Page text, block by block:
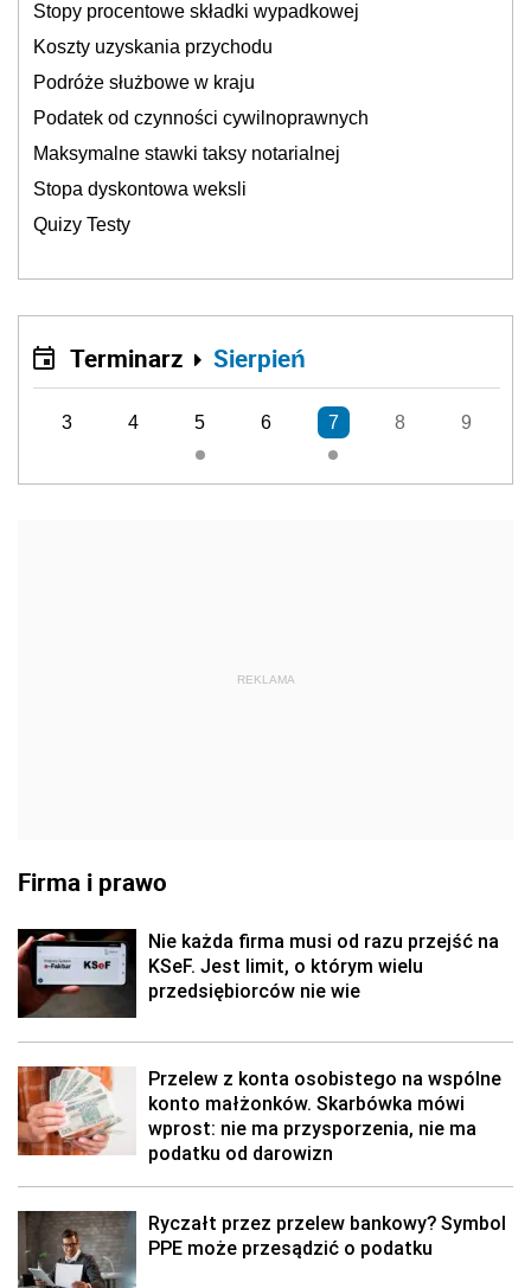
Stopy procentowe składki wypadkowej
Koszty uzyskania przychodu
Podróże służbowe w kraju
Podatek od czynności cywilnoprawnych
Maksymalne stawki taksy notarialnej
Stopa dyskontowa weksli
Quizy Testy
Terminarz Sierpień
3 4 5 6 7 8 9
REKLAMA
Firma i prawo
Nie każda firma musi od razu przejść na
KSeF. Jest limit, o którym wielu
przedsiębiorców nie wie
Przelew z konta osobistego na wspólne
konto małżonków. Skarbówka mówi
wprost: nie ma przysporzenia, nie ma
podatku od darowizn
Ryczałt przez przelew bankowy? Symbol
PPE może przesądzić o podatku